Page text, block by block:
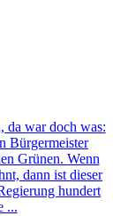
da war doch was:
Bürgermeister
Grünen. Wenn
dann ist dieser
hundert
...